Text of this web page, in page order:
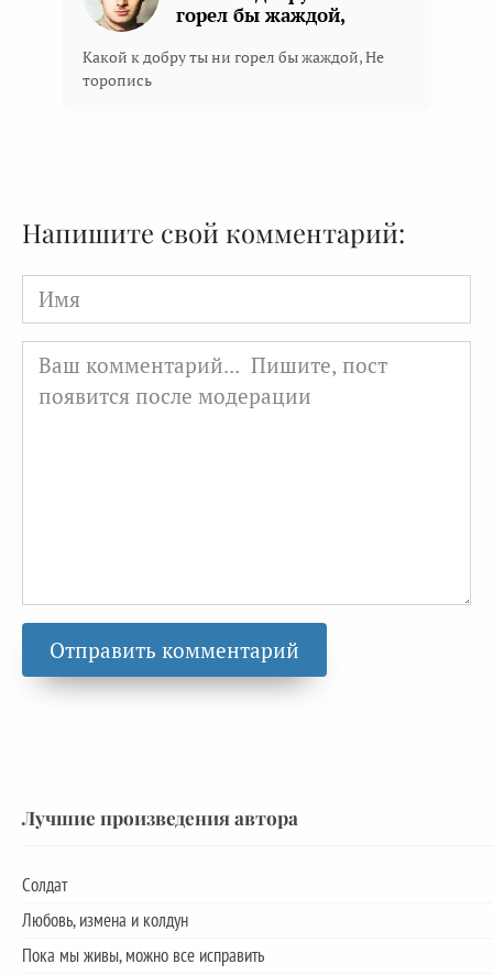
горел бы жаждой,
Какой к добру ты ни горел бы жаждой, Не
торопись
Напишите свой комментарий:
Имя
Лучшие произведения автора
Солдат
Любовь, измена и колдун
Пока мы живы, можно все исправить